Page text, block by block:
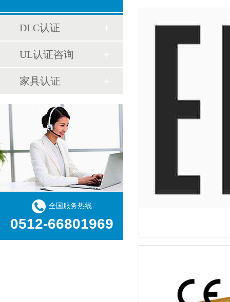
DLC认证
UL认证咨询
家具认证
全国服务热线
0512-66801969